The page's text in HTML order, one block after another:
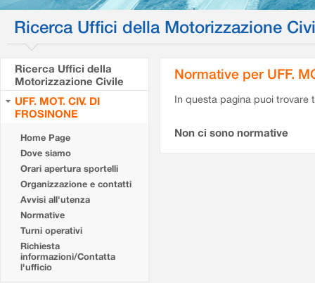
Ricerca Uffici della Motorizzazione
Ricerca Uffici della
Motorizzazione Civile
UFF. MOT. CIV. DI
FROSINONE
Home Page
Dove siamo
Orari apertura sportelli
Organizzazione e contatti
Avvisi all'utenza
Normative
Turni operativi
Richiesta
informazioni/Contatta
l'ufficio
Normative per UFF.
In questa pagina puoi
Non ci sono normative